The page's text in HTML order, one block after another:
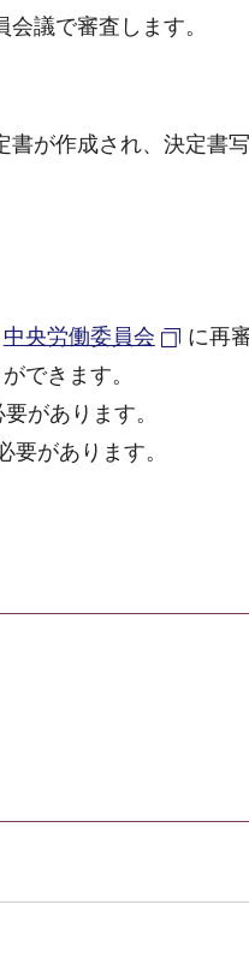
議で審査します。
が作成され、決定書
中央労働委員会
に再
できます。
があります。
があります。